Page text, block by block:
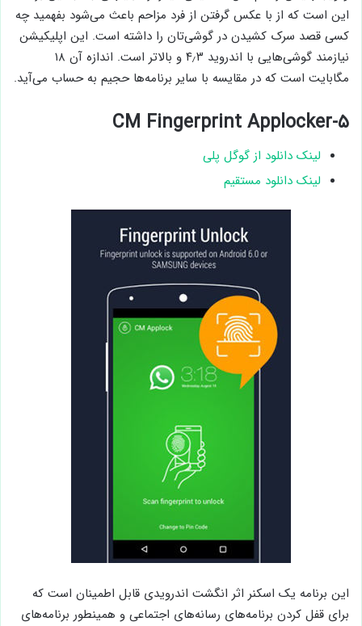
این است که از با عکس گرفتن از فرد مزاحم باعث می‌شود بفهمید چه
کسی قصد سرک کشیدن در گوشی‌تان را داشته است. این اپلیکیشن
نیازمند گوشی‌هایی با اندروید ۴٫۳ و بالاتر است. اندازه آن ۱۸
مگابایت است که در مقایسه با سایر برنامه‌ها حجیم به حساب می‌آید.
۵-CM Fingerprint Applocker
لینک دانلود از گوگل پلی
لینک دانلود مستقیم
این برنامه یک اسکنر اثر انگشت اندرویدی قابل اطمینان است که
برای قفل کردن برنامه‌های رسانه‌های اجتماعی و همینطور برنامه‌های